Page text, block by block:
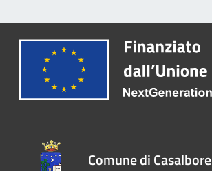
Comune di Casalbore